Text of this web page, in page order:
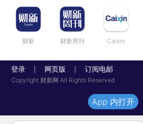
财新 财新周刊 Caixin
登录 网页版 订阅电邮
Copyright 财新网 All Rights Reserved
App 内打开